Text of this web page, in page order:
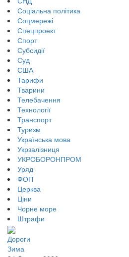
Соціальна політика
Соцмережі
Спецпроект
Спорт
Субсидії
Суд
США
Тарифи
Тварини
Телебачення
Технології
Транспорт
Туризм
Українська мова
Укрзалізниця
УКРОБОРОНПРОМ
Уряд
ФОП
Церква
Ціни
Чорне море
Штрафи
Дороги
Зима